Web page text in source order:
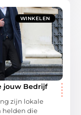
WINKELEN
jouw Bedrijf
zijn lokale
helden die